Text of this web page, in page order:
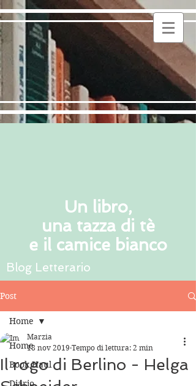
Un libro,
una tazza di tè
e il camice bianco
Blog Letterario
Post
Home
Book Haul
Diario
Home
Il rogo di Berlino - Helga
Marzia
18 nov 2019 Tempo di lettura: 2 min